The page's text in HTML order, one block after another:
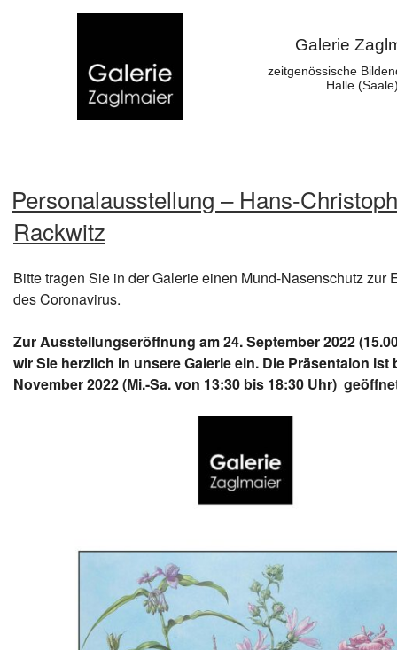
Galerie
zeitgenössische
Halle
Personalausstellung – Hans-Christoph
Rackwitz
Bitte tragen Sie in der Galerie einen Mund-Nasenschutz zur
des Coronavirus.
Zur Ausstellungseröffnung am 24. September 2022
wir Sie herzlich in unsere Galerie ein. Die Präsentaion ist
November 2022 (Mi.-Sa. von 13:30 bis 18:30 Uhr)